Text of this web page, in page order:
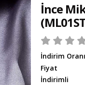
İnce
İndirim Oranı
Fiyat
İndirimli